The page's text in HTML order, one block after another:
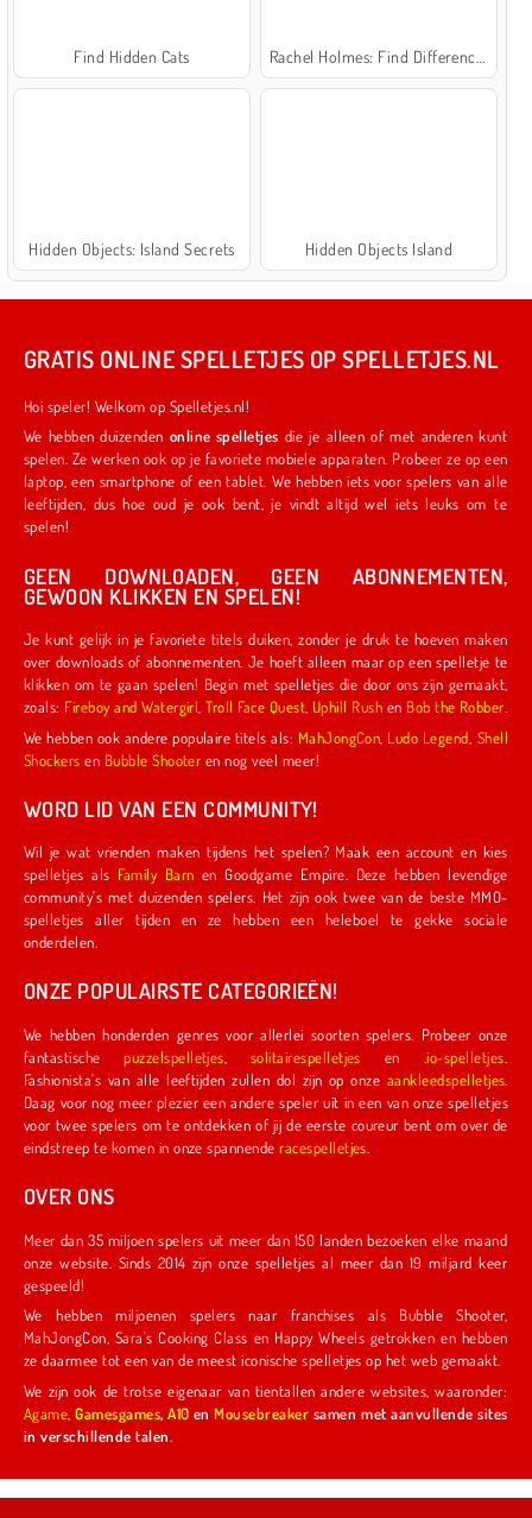
Find Hidden Cats
Hidden Objects: Island Secrets Hidden Objects Island
GRATIS ONLINE SPELLETJES OP SPELLETJES.NL
Hoi speler! Welkom op Spelletjes.nl!
We hebben duizenden online spelletjes die je alleen of met anderen kunt
spelen. Ze werken ook op je favoriete mobiele apparaten. Probeer ze op een
laptop, een smartphone of een tablet. We hebben iets voor spelers van alle
leeftijden, dus hoe oud je ook bent, je vindt altijd wel iets leuks om te
spelen!
GEEN DOWNLOADEN, GEEN ABONNEMENTEN,
GEWOON KLIKKEN EN SPELEN!
Je kunt gelijk in je favoriete titels duiken, zonder je druk te hoeven maken
over downloads of abonnementen. Je hoeft alleen maar op een spelletje te
klikken om te gaan spelen! Begin met spelletjes die door ons zijn gemaakt,
zoals:
Fireboy and Watergirl ,Troll Face Quest Uphill Rush en Bob the Robber
We hebben ook andere populaire titels als: MahJongCon Ludo Legend Shell
Shockers en Bubble Shooter en nog veel meer!
WORD LID VAN EEN COMMUNITY!
Wil je wat vrienden maken tijdens het spelen? Maak een account en kies
spelletjes als
Family Barn en Goodgame Empire. Deze hebben levendige
community's met duizenden spelers. Het zijn ook twee van de beste MMO-
spelletjes aller tijden en ze hebben een heleboel te gekke sociale
onderdelen.
ONZE POPULAIRSTE CATEGORIEËN!
We hebben honderden genres voor allerlei soorten spelers. Probeer onze
fantastischepuzzelspelletjes solitairespelletjes en .io-spelletjes
Fashionista's van alle leeftijden zullen dol zijn op onze aankleedspelletjes
Daag voor nog meer plezier een andere speler uit in een van onze spelletjes
voor twee spelers om te ontdekken of jij de eerste coureur bent om over de
eindstreep te komen in onze spannenderacespelletjes
OVER ONS
Meer dan 35 miljoen spelers uit meer dan 150 landen bezoeken elke maand
onze website. Sinds 2014 zijn onze spelletjes al meer dan 19 miljard keer
gespeeld!
We hebben miljoenen spelers naar franchises als Bubble Shooter,
MahJongCon, Sara's Cooking Class en Happy Wheels getrokken en hebben
ze daarmee tot een van de meest iconische spelletjes op het web gemaakt.
We zijn ook de trotse eigenaar van tientallen andere websites, waaronder:
Agame ,Gamesgames,A10 enMousebreaker samen met aanvullende sites
in verschillende talen.